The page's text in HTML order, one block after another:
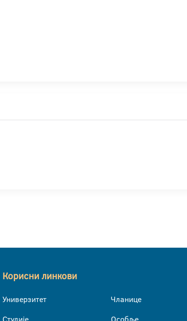
Корисни линкови
Универзитет
Чланице